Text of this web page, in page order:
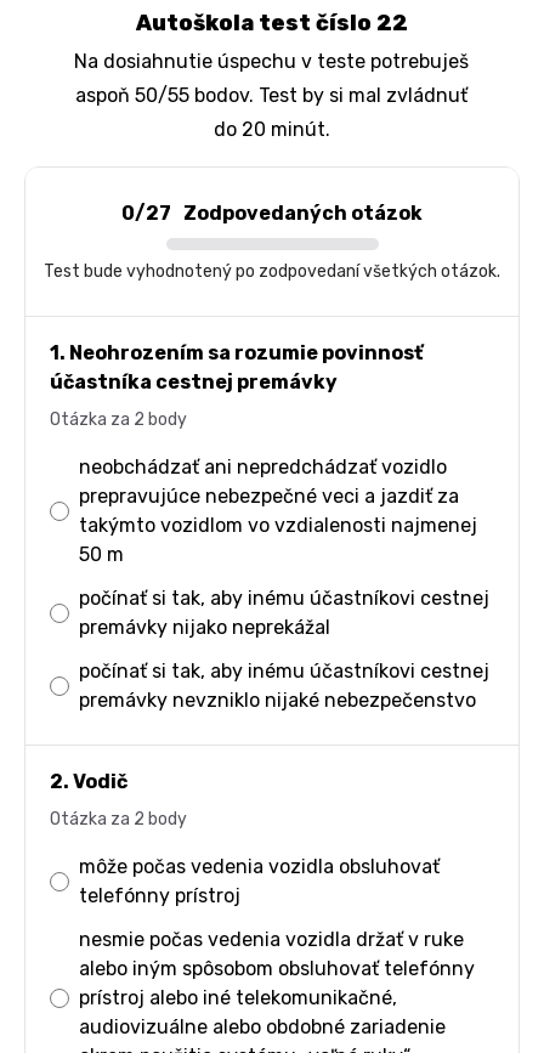
Autoškola test číslo 22
Na dosiahnutie úspechu v teste potrebuješ
aspoň 50/55 bodov. Test by si mal zvládnuť
do 20 minút.
0/27 Zodpovedaných otázok
Test bude vyhodnotený po zodpovedaní všetkých otázok.
1. Neohrozením sa rozumie povinnosť
účastníka cestnej premávky
Otázka za 2 body
neobchádzať ani nepredchádzať vozidlo
prepravujúce nebezpečné veci a jazdiť za
takýmto vozidlom vo vzdialenosti najmenej
50 m
počínať si tak, aby inému účastníkovi cestnej
premávky nijako neprekážal
počínať si tak, aby inému účastníkovi cestnej
premávky nevzniklo nijaké nebezpečenstvo
2. Vodič
Otázka za 2 body
môže počas vedenia vozidla obsluhovať
telefónny prístroj
nesmie počas vedenia vozidla držať v ruke
alebo iným spôsobom obsluhovať telefónny
prístroj alebo iné telekomunikačné,
audiovizuálne alebo obdobné zariadenie